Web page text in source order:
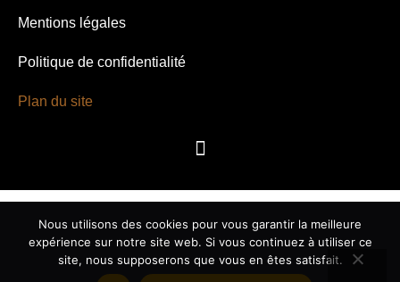
Mentions légales
Politique de confidentialité
Plan du site
Nous utilisons des cookies pour vous garantir la meilleure
expérience sur notre site web. Si vous continuez à utiliser ce
site, nous supposerons que vous en êtes satisfait.